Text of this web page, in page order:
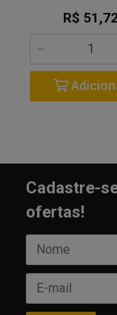
R$ 51,72
Cadastre-
ofertas!